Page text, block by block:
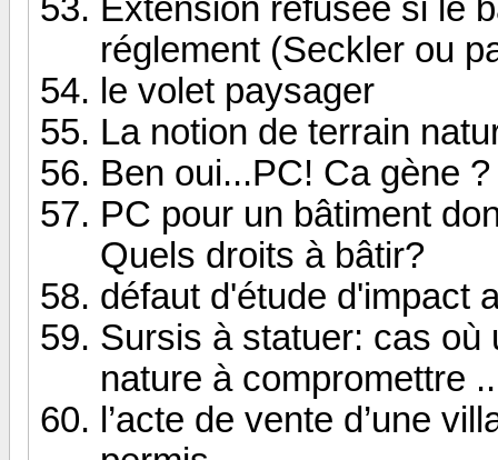
Extension refusée si le
réglement (Seckler ou
le volet paysager
La notion de terrain
Ben oui...PC! Ca gène ?
PC pour un bâtiment
Quels droits à bâtir?
défaut d'étude d'impact
Sursis à statuer: cas où
nature à compromettre
l’acte de vente d’une